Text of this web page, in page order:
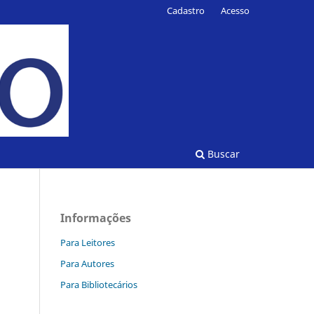
Buscar
Cadastro Acesso
Informações
Para Leitores
Para Autores
Para Bibliotecários